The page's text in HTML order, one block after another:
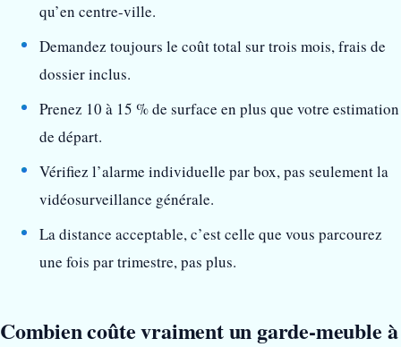
qu’en centre-ville.
Demandez toujours le coût total sur trois mois, frais de
dossier inclus.
Prenez 10 à 15 % de surface en plus que votre estimation
de départ.
Vérifiez l’alarme individuelle par box, pas seulement la
vidéosurveillance générale.
La distance acceptable, c’est celle que vous parcourez
une fois par trimestre, pas plus.
Combien coûte vraiment un garde-meuble à